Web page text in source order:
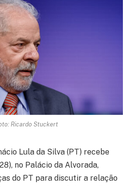
Ricardo Stuckert
Lula da Silva (PT) recebe
no Palácio da Alvorada,
do PT para discutir a relação